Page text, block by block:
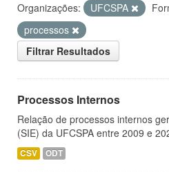
Organizações: UFCSPA
processos
Filtrar Resultados
Processos Internos
Relação de processos internos
(SIE) da UFCSPA entre 2009 e
CSV ODT